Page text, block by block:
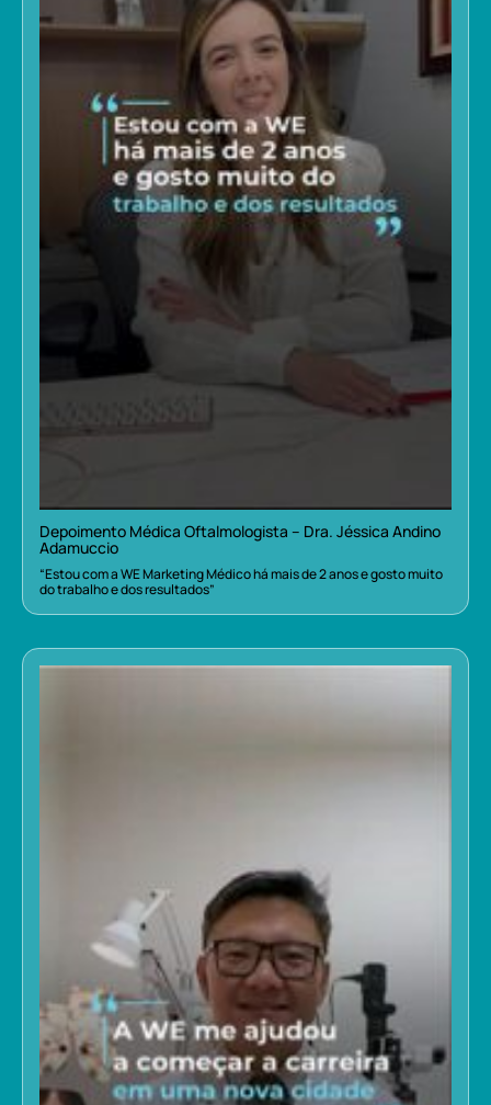
Depoimento Médica Oftalmologista – Dra. Jéssica Andino
Adamuccio
“Estou com a WE Marketing Médico há mais de 2 anos e gosto muito
do trabalho e dos resultados”